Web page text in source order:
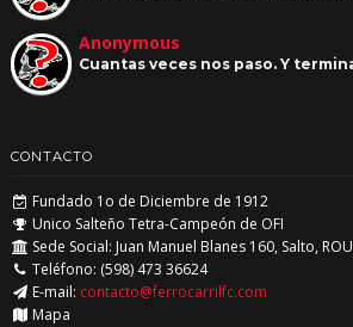
Anonymous
Cuantas veces nos paso. Y
CONTACTO
Fundado 1o de Diciembre de 1912
Unico Salteño Tetra-Campeón de OFI
Sede Social: Juan Manuel Blanes 160, Salto, ROU
Teléfono: (598) 473 36624
E-mail: contacto@ferrocarrilfc.com
Mapa